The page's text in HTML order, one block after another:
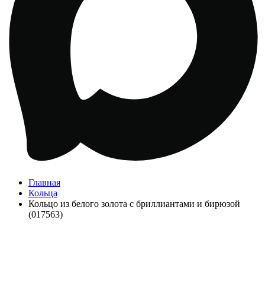
Главная
Кольца
Кольцо из белого золота с бриллиантами и бирюзой
(017563)